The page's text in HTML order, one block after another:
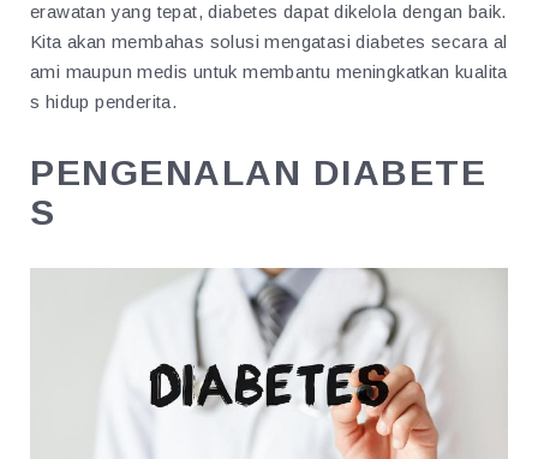
erawatan yang tepat, diabetes dapat dikelola dengan baik.
Kita akan membahas solusi mengatasi diabetes secara al
ami maupun medis untuk membantu meningkatkan kualita
s hidup penderita.
PENGENALAN DIABETE
S